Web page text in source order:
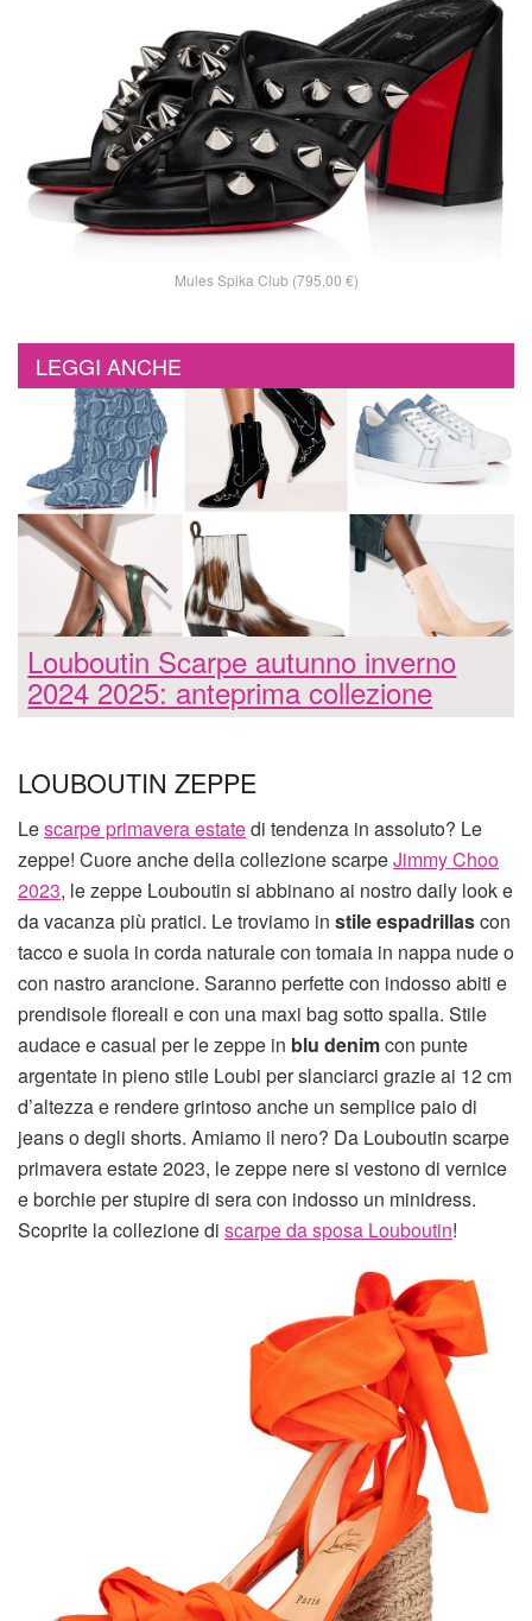
Mules Spika Club (795,00 €)
LEGGI ANCHE
Louboutin Scarpe autunno inverno
2024 2025: anteprima collezione
LOUBOUTIN ZEPPE
Lescarpe primavera estatedi tendenza in assoluto? Le
zeppe! Cuore anche della collezione scarpeJimmy Choo
2023, le zeppe Louboutin si abbinano ai nostro daily look e
da vacanza più pratici. Le troviamo in stile espadrillascon
tacco e suola in corda naturale con tomaia in nappa nude o
con nastro arancione. Saranno perfette con indosso abiti e
prendisole floreali e con una maxi bag sotto spalla. Stile
audace e casual per le zeppe in blu denimcon punte
argentate in pieno stile Loubi per slanciarci grazie ai 12 cm
d’altezza e rendere grintoso anche un semplice paio di
jeans o degli shorts. Amiamo il nero? Da Louboutin scarpe
primavera estate 2023, le zeppe nere si vestono di vernice
e borchie per stupire di sera con indosso un minidress.
Scoprite la collezione di scarpe da sposa Louboutin!